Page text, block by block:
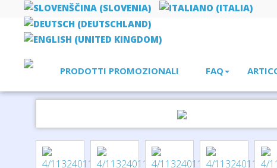
PRODOTTI PROMOZIONALI FAQ
bellezza, salute, sport Candela profumata con